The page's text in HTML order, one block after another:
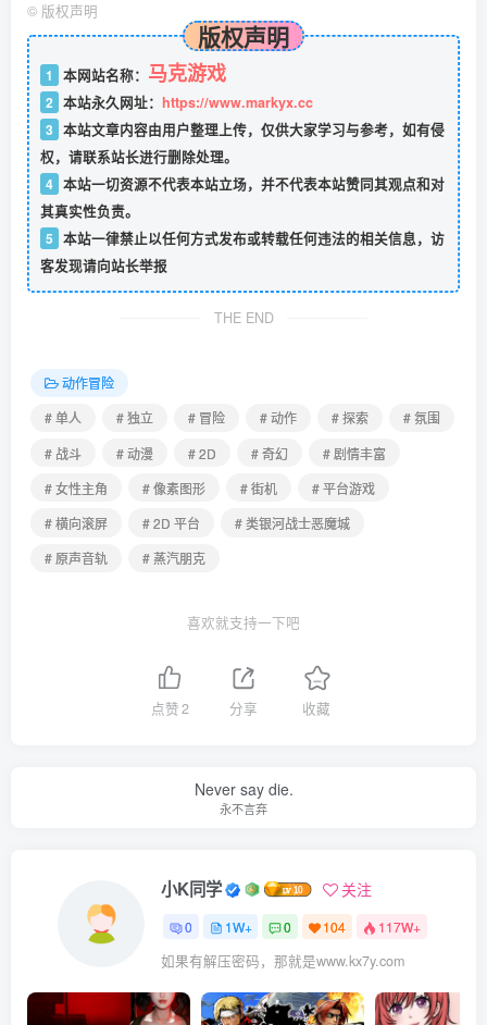
© 版权声明
版权声明
1 本网站名称： 马克游戏
2 本站永久网址： https://www.markyx.cc
3 本站文章内容由用户整理上传，仅供大家学习与参考，如有侵
权，请联系站长进行删除处理。
4 本站一切资源不代表本站立场，并不代表本站赞同其观点和对
其真实性负责。
5 本站一律禁止以任何方式发布或转载任何违法的相关信息，访
客发现请向站长举报
THE END
动作冒险
# 单人
# 独立 # 冒险 # 动作 # 探索
# 氛围
# 战斗
# 动漫 # 2D # 奇幻
# 剧情丰富
# 女性主角
# 像素图形 # 街机
# 平台游戏
# 横向滚屏
# 2D 平台
# 类银河战士恶魔城
# 原声音轨
# 蒸汽朋克
喜欢就支持一下吧
点赞2 分享 收藏
Never say die.
永不言弃
小K同学 关注
0 1W+ 0 104 117W+
如果有解压密码，那就是www.kx7y.com